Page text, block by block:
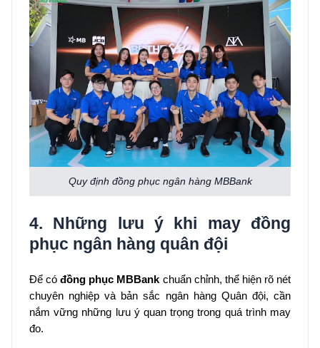
Quy định đồng phục ngân hàng MBBank
4. Những lưu ý khi may đồng
phục ngân hàng quân đội
Để cóđồng phục MBBankchuẩn chỉnh, thể hiện rõ nét
chuyên nghiệp và bản sắc ngân hàng Quân đội, cần
nắm vững những lưu ý quan trọng trong quá trình may
đo.